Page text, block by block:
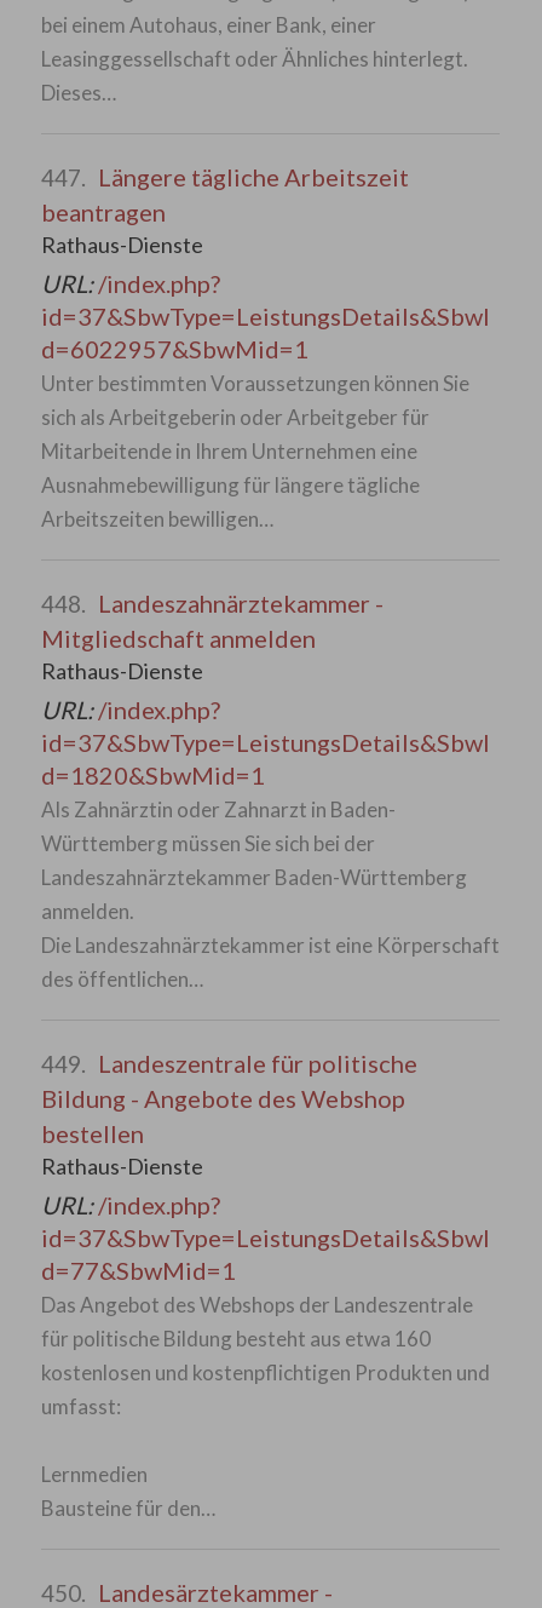
bei einem Autohaus, einer Bank, einer
Leasinggessellschaft oder Ähnliches hinterlegt.
Dieses…
447. Längere tägliche Arbeitszeit
beantragen
Rathaus-Dienste
URL:/index.php?
id=37&SbwType=LeistungsDetails&SbwI
d=6022957&SbwMid=1
Unter bestimmten Voraussetzungen können Sie
sich als Arbeitgeberin oder Arbeitgeber für
Mitarbeitende in Ihrem Unternehmen eine
Ausnahmebewilligung für längere tägliche
Arbeitszeiten bewilligen…
448. Landeszahnärztekammer -
Mitgliedschaft anmelden
Rathaus-Dienste
URL:/index.php?
id=37&SbwType=LeistungsDetails&SbwI
d=1820&SbwMid=1
Als Zahnärztin oder Zahnarzt in Baden-
Württemberg müssen Sie sich bei der
Landeszahnärztekammer Baden-Württemberg
anmelden.
Die Landeszahnärztekammer ist eine Körperschaft
des öffentlichen…
449. Landeszentrale für politische
Bildung - Angebote des Webshop
bestellen
Rathaus-Dienste
URL:/index.php?
id=37&SbwType=LeistungsDetails&SbwI
d=77&SbwMid=1
Das Angebot des Webshops der Landeszentrale
für politische Bildung besteht aus etwa 160
kostenlosen und kostenpflichtigen Produkten und
umfasst:
Lernmedien
Bausteine für den…
450. Landesärztekammer -